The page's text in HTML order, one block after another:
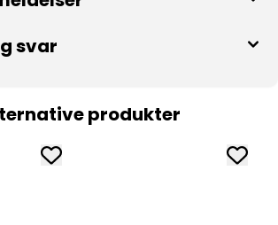
svar
produkter